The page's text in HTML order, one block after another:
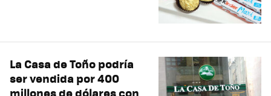
La Casa de Toño podría
ser vendida por 400
millones de dólares con